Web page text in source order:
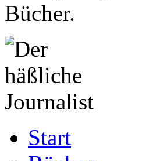
Bücher.
Inhalt
springenStart